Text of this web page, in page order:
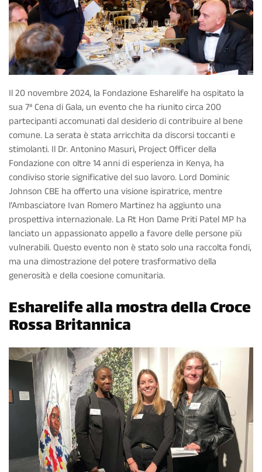
Il 20 novembre 2024, la Fondazione Esharelife ha ospitato la
sua 7ª Cena di Gala, un evento che ha riunito circa 200
partecipanti accomunati dal desiderio di contribuire al bene
comune. La serata è stata arricchita da discorsi toccanti e
stimolanti. Il Dr. Antonino Masuri, Project Officer della
Fondazione con oltre 14 anni di esperienza in Kenya, ha
condiviso storie significative del suo lavoro. Lord Dominic
Johnson CBE ha offerto una visione ispiratrice, mentre
l’Ambasciatore Ivan Romero Martinez ha aggiunto una
prospettiva internazionale. La Rt Hon Dame Priti Patel MP ha
lanciato un appassionato appello a favore delle persone più
vulnerabili. Questo evento non è stato solo una raccolta fondi,
ma una dimostrazione del potere trasformativo della
generosità e della coesione comunitaria.
Esharelife alla mostra della Croce
Rossa Britannica